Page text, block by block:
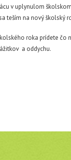
v uplynulom
teším na nový školský
roka prídete čo
a oddychu.